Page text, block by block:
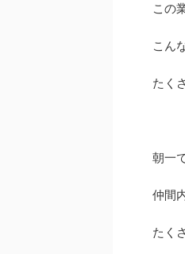
この
こん
たく
朝一
仲間
たく